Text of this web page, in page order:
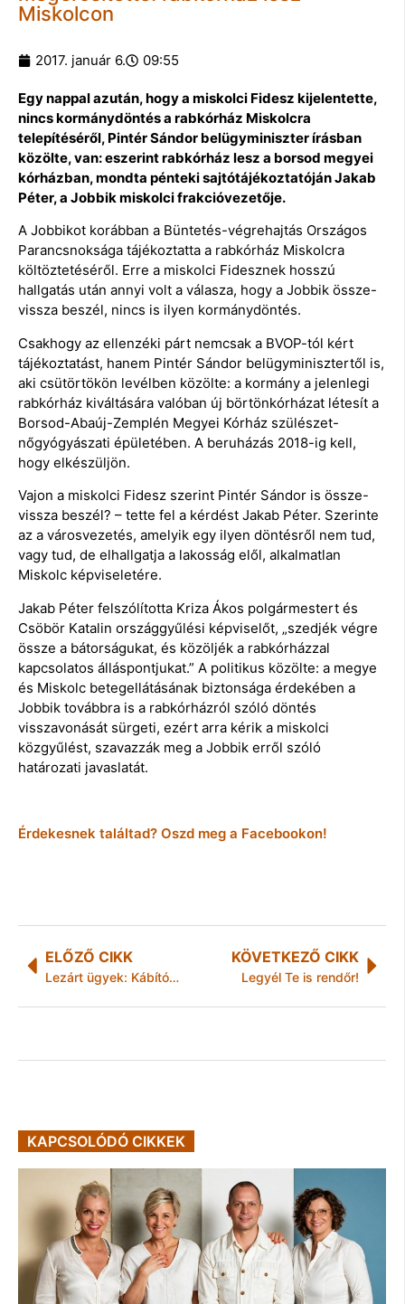
Miskolcon
2017. január 6. 09:55
Egy nappal azután, hogy a miskolci Fidesz kijelentette,
nincs kormánydöntés a rabkórház Miskolcra
telepítéséről, Pintér Sándor belügyminiszter írásban
közölte, van: eszerint rabkórház lesz a borsod megyei
kórházban, mondta pénteki sajtótájékoztatóján Jakab
Péter, a Jobbik miskolci frakcióvezetője.
A Jobbikot korábban a Büntetés-végrehajtás Országos
Parancsnoksága tájékoztatta a rabkórház Miskolcra
költöztetéséről. Erre a miskolci Fidesznek hosszú
hallgatás után annyi volt a válasza, hogy a Jobbik össze-
vissza beszél, nincs is ilyen kormánydöntés.
Csakhogy az ellenzéki párt nemcsak a BVOP-tól kért
tájékoztatást, hanem Pintér Sándor belügyminisztertől is,
aki csütörtökön levélben közölte: a kormány a jelenlegi
rabkórház kiváltására valóban új börtönkórházat létesít a
Borsod-Abaúj-Zemplén Megyei Kórház szülészet-
nőgyógyászati épületében. A beruházás 2018-ig kell,
hogy elkészüljön.
Vajon a miskolci Fidesz szerint Pintér Sándor is össze-
vissza beszél? – tette fel a kérdést Jakab Péter. Szerinte
az a városvezetés, amelyik egy ilyen döntésről nem tud,
vagy tud, de elhallgatja a lakosság elől, alkalmatlan
Miskolc képviseletére.
Jakab Péter felszólította Kriza Ákos polgármestert és
Csöbör Katalin országgyűlési képviselőt, „szedjék végre
össze a bátorságukat, és közöljék a rabkórházzal
kapcsolatos álláspontjukat.” A politikus közölte: a megye
és Miskolc betegellátásának biztonsága érdekében a
Jobbik továbbra is a rabkórházról szóló döntés
visszavonását sürgeti, ezért arra kérik a miskolci
közgyűlést, szavazzák meg a Jobbik erről szóló
határozati javaslatát.
Érdekesnek találtad? Oszd meg a Facebookon!
ELŐZŐ CIKK
Lezárt ügyek: Kábítószer volt nála
KÖVETKEZŐ CIKK
Legyél Te is rendőr!
KAPCSOLÓDÓ CIKKEK